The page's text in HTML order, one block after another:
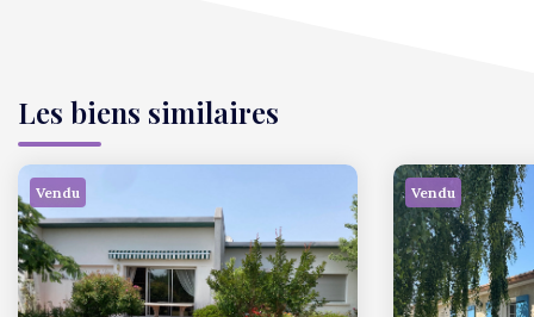
Les biens similaires
Vendu Vendu